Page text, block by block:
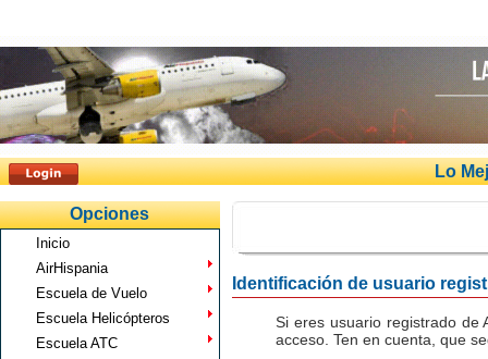
Lo
Opciones
Inicio
AirHispania
Escuela de Vuelo
Escuela Helicópteros
Escuela ATC
Identificación de usuario
Si eres usuario registrado de
acceso. Ten en cuenta, que